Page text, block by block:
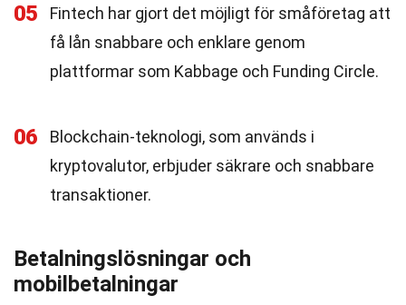
05
Fintech har gjort det möjligt för småföretag att
få lån snabbare och enklare genom
plattformar som Kabbage och Funding Circle.
06
Blockchain-teknologi, som används i
kryptovalutor, erbjuder säkrare och snabbare
transaktioner.
Betalningslösningar och
mobilbetalningar